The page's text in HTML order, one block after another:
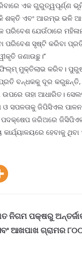
ଏକ ଗୁରୁତ୍ୱପୂର୍ଣ୍ଣ
ଶକ୍ତି ଏବଂ ଆରମ୍ଭ ଭଳି
ଯେଉଁଠାରେ
ପରିବେଶ ସୃଷ୍ଟି କରିବା
ଜଣାଉଛୁ।’’
ମୁକ୍ତିଲାଭ କରିବ। ପୁରୁଷ
ବନ୍ଧକକୁ ଦୂର କରୁଛନ୍ତି,
ଉପରେ ତାହା ଆଧାରିତ।
ଓ ସପଳତାକୁ ଜିପିସିଏଲ
ପଦକ୍ଷେପ ଜରିଅରେ
ହେବାକୁ
ନିଗମ ପକ୍ଷରୁ
ଆଖପାଖ ଗ୍ରାମର